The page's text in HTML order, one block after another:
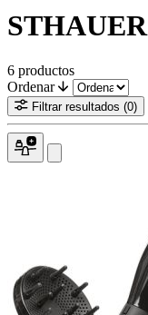
STHAUER
6 productos
Ordenar
Filtrar resultados (0)